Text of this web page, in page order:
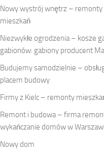
Nowy wystrój wnętrz – remonty
mieszkań
Niezwykłe ogrodzenia – kosze
gabionów: gabiony producent
Budujemy samodzielnie –
placem budowy
Firmy z Kielc – remonty
Remont i budowa – firma
wykańczanie domów w
Nowy dom